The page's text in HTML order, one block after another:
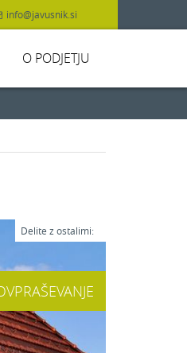
info@javusnik.si
O PODJETJU
Delite z ostalimi: